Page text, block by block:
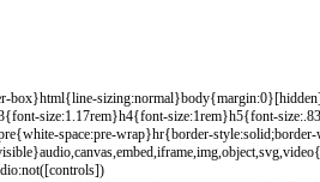
-box}html{line-sizing:normal}body{margin:0}[hidden
{font-size:1.17rem}h4{font-size:1rem}h5{font-size:.
{white-space:pre-wrap}hr{border-style:solid;border-
}audio,canvas,embed,iframe,img,object,svg,video{
:not([controls])